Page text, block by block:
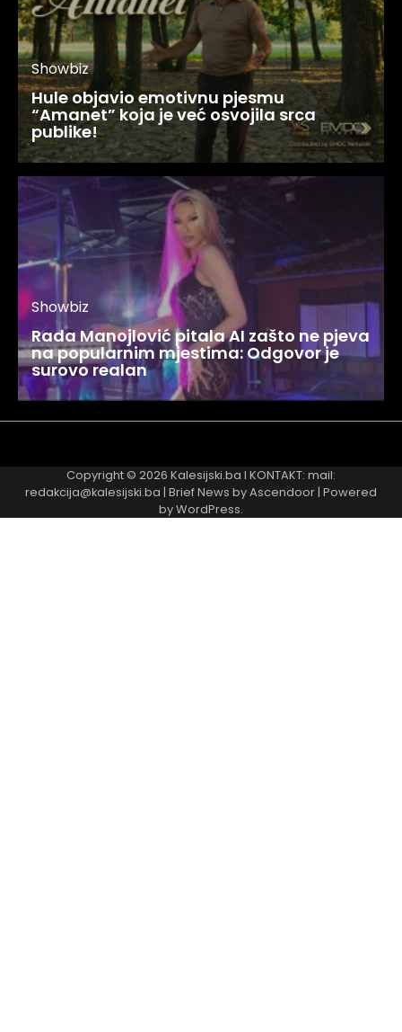
Showbiz
Hule objavio emotivnu pjesmu
“Amanet” koja je već osvojila srca
publike!
Showbiz
Rada Manojlović pitala AI zašto ne pjeva
na popularnim mjestima: Odgovor je
surovo realan
Copyright © 2026 Kalesijski.ba I KONTAKT: mail:
redakcija@kalesijski.ba | Brief News byAscendoor | Powered
byWordPress.